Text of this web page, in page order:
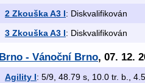
2 Zkouška A3 I: Diskvalifikován
3 Zkouška A3 I: Diskvalifikován
Brno - Vánoční Brno, 07. 12.
Agility I: 5/9, 48.79 s, 10.0 tr. b.,